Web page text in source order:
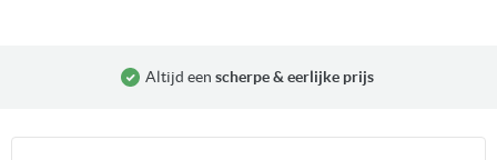
Altijd een scherpe & eerlijke prijs